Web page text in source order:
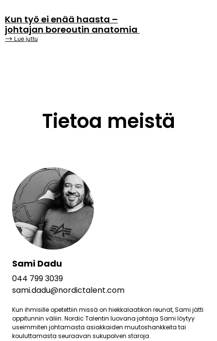
Kun työ ei enää haasta –
johtajan boreoutin anatomia
⟶ Lue juttu
Tietoa meistä
Sami Dadu
044 799 3039
sami.dadu@nordictalent.com
Kun ihmisille opetettiin missä on hiekkalaatikon reunat, Sami jätti
oppitunnin väliin. Nordic Talentin luovana johtaja Sami löytyy
useimmiten johtamasta asiakkaiden muutoshankkeita tai
kouluttamasta seuraavan sukupolven staroja.